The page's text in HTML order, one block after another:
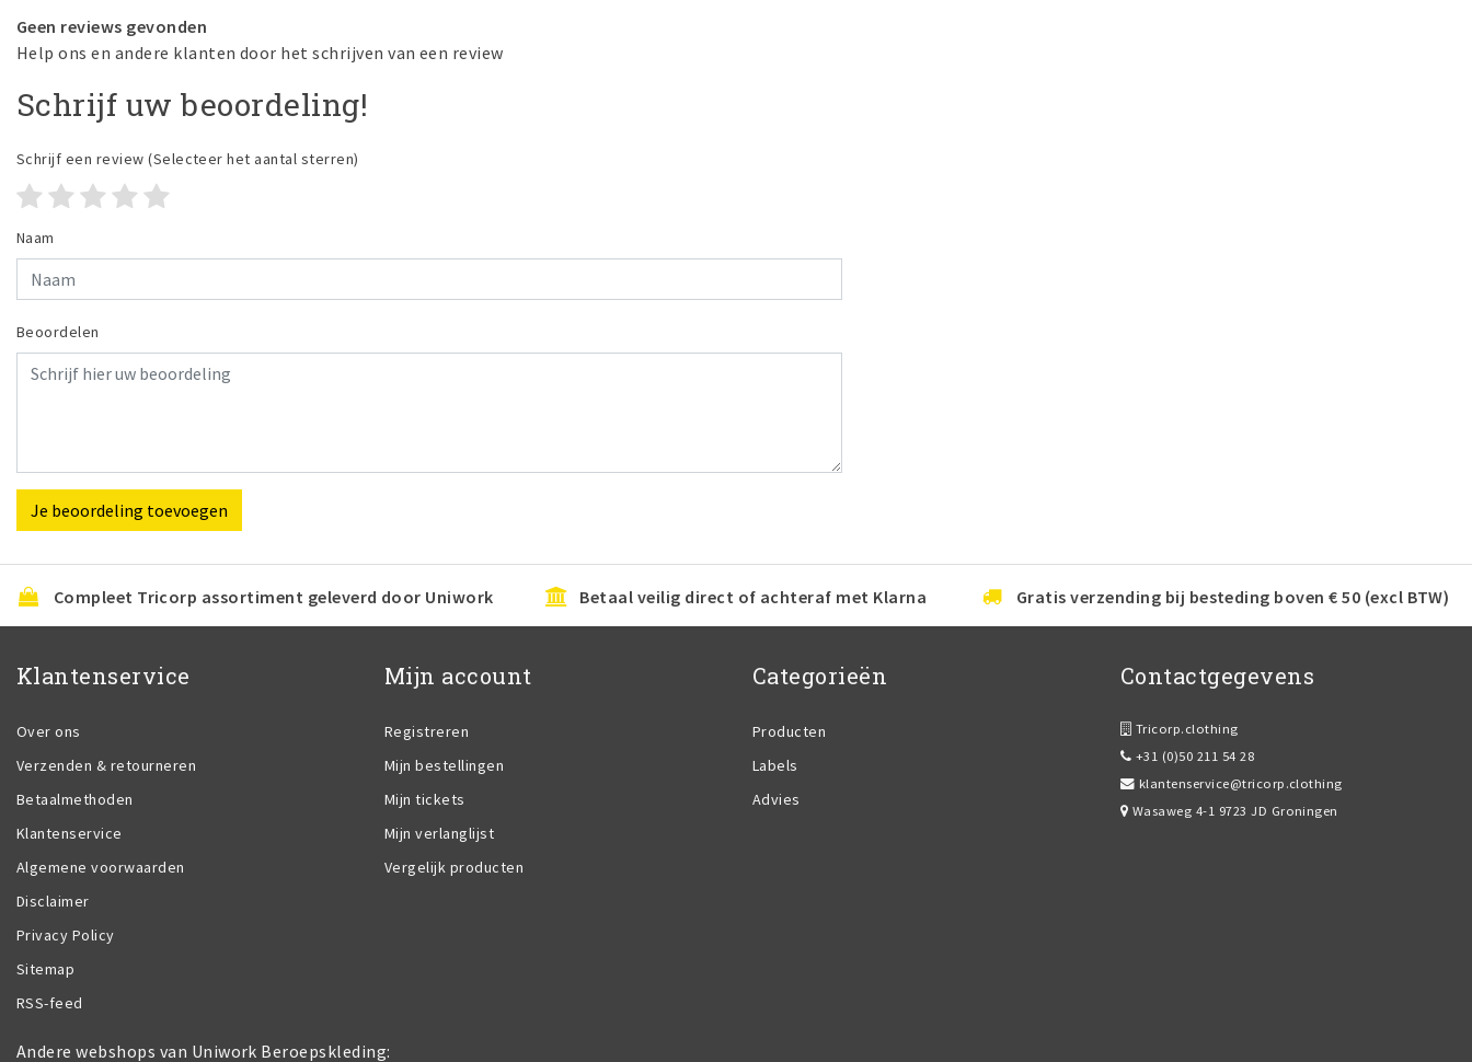
Geen reviews gevonden
Help ons en andere klanten door het schrijven van een review
Schrijf uw beoordeling!
Schrijf een review (Selecteer het aantal sterren)
Naam
Beoordelen
Je beoordeling toevoegen
Compleet Tricorp assortiment geleverd door Uniwork Betaal veilig direct of achteraf met Klarna Gratis verzending bij besteding boven € 50 (excl BTW)
Klantenservice
Over ons
Verzenden & retourneren
Betaalmethoden
Klantenservice
Algemene voorwaarden
Disclaimer
Privacy Policy
Sitemap
RSS-feed
Mijn account
Registreren
Mijn bestellingen
Mijn tickets
Mijn verlanglijst
Vergelijk producten
Categorieën
Producten
Labels
Advies
Contactgegevens
Tricorp.clothing
+31 (0)50 211 54 28
klantenservice@tricorp.clothing
Wasaweg 4-1 9723 JD Groningen
Andere webshops van Uniwork Beroepskleding: